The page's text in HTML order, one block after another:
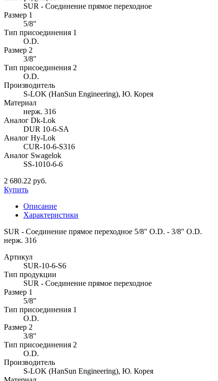
SUR - Соединение прямое переходное
Размер 1
5/8"
Тип присоединения 1
O.D.
Размер 2
3/8"
Тип присоединения 2
O.D.
Производитель
S-LOK (HanSun Engineering), Ю. Корея
Материал
нерж. 316
Аналог Dk-Lok
DUR 10-6-SA
Аналог Hy-Lok
CUR-10-6-S316
Аналог Swagelok
SS-1010-6-6
2 680.22 руб.
Купить
Описание
Характеристики
SUR - Соединение прямое переходное 5/8" O.D. - 3/8" O.D.
нерж. 316
Артикул
SUR-10-6-S6
Тип продукции
SUR - Соединение прямое переходное
Размер 1
5/8"
Тип присоединения 1
O.D.
Размер 2
3/8"
Тип присоединения 2
O.D.
Производитель
S-LOK (HanSun Engineering), Ю. Корея